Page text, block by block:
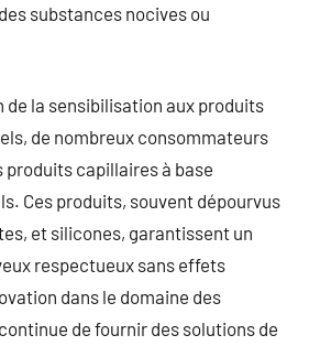
substances nocives ou
de la sensibilisation aux produits
de nombreux consommateurs
produits capillaires à base
Ces produits, souvent dépourvus
et silicones, garantissent un
respectueux sans effets
dans le domaine des
de fournir des solutions de